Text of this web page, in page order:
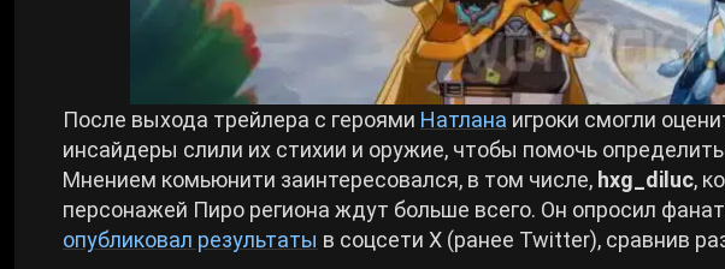
Roblox
Hogwarts Legacy
После выхода трейлера с героями Натлана игроки смогли
инсайдеры слили их стихии и оружие, чтобы помочь
Мнением комьюнити заинтересовался, в том числе, hxg_diluc,
персонажей Пиро региона ждут больше всего. Он опросил
опубликовал результаты в соцсети Х (ранее Twitter), сравнив